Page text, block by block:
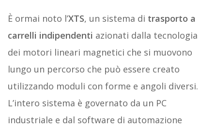
È ormai noto l’XTS, un sistema di trasporto a
carrelli indipendenti azionati dalla tecnologia
dei motori lineari magnetici che si muovono
lungo un percorso che può essere creato
utilizzando moduli con forme e angoli diversi.
L’intero sistema è governato da un PC
industriale e dal software di automazione